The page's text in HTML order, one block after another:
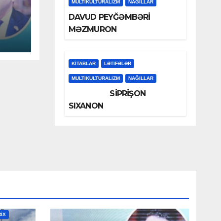
MULTIKULTURALIZM NAĞILLAR
DAVUD PEYĞƏMBƏRİ
MƏZMURON
KİTABLAR LƏTIFƏLƏR
MULTIKULTURALIZM NAĞILLAR
SİPRİŞON
SIXANON